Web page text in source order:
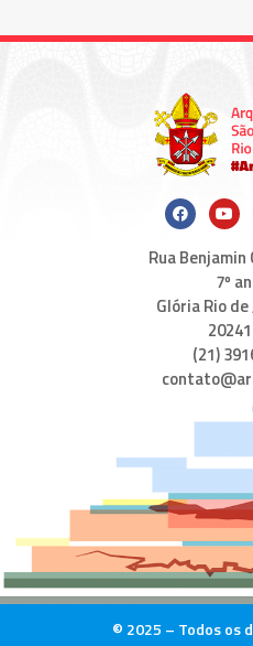
Rua
7º
Glória Rio de
(21)
© 2025 – Todos os